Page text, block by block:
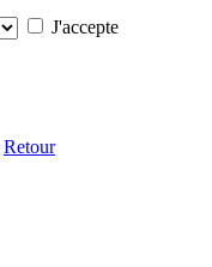
J'accepte
Retour